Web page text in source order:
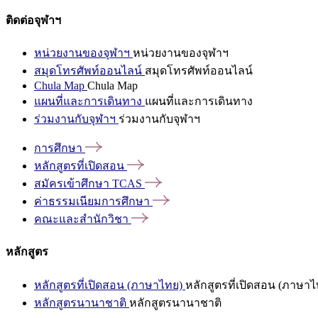
ติดต่อจุฬาฯ
หน่วยงานของจุฬาฯ หน่วยงานของจุฬาฯ
สมุดโทรศัพท์ออนไลน์ สมุดโทรศัพท์ออนไลน์
Chula Map Chula Map
แผนที่และการเดินทาง แผนที่และการเดินทาง
ร่วมงานกับจุฬาฯ ร่วมงานกับจุฬาฯ
การศึกษา
หลักสูตรที่เปิดสอน
สมัครเข้าศึกษา TCAS
ค่าธรรมเนียมการศึกษา
คณะและสำนักวิชา
หลักสูตร
หลักสูตรที่เปิดสอน (ภาษาไทย) หลักสูตรที่เปิดสอน (ภาษาไ
หลักสูตรนานาชาติ หลักสูตรนานาชาติ